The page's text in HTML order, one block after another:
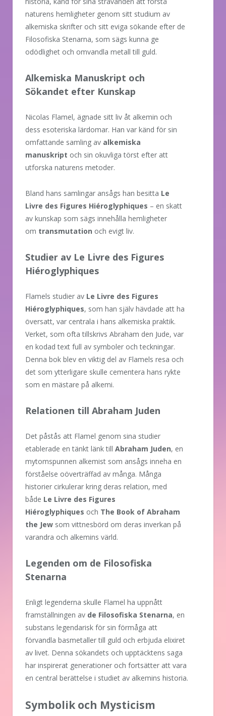
naturens hemligheter genom sitt studium av
alkemiska skrifter och sitt eviga sökande efter de
Filosofiska Stenarna, som sägs kunna ge
odödlighet och omvandla metall till guld.
Alkemiska Manuskript och
Sökandet efter Kunskap
Nicolas Flamel, ägnade sitt liv åt alkemin och
dess esoteriska lärdomar. Han var känd för sin
omfattande samling av alkemiska
manuskript och sin okuvliga törst efter att
utforska naturens metoder.
Bland hans samlingar ansågs han besitta Le
Livre des Figures Hiéroglyphiques – en skatt
av kunskap som sägs innehålla hemligheter
om transmutation och evigt liv.
Studier av Le Livre des Figures
Hiéroglyphiques
Flamels studier av Le Livre des Figures
Hiéroglyphiques, som han själv hävdade att ha
översatt, var centrala i hans alkemiska praktik.
Verket, som ofta tillskrivs Abraham den Jude, var
en kodad text full av symboler och teckningar.
Denna bok blev en viktig del av Flamels resa och
det som ytterligare skulle cementera hans rykte
som en mästare på alkemi.
Relationen till Abraham Juden
Det påstås att Flamel genom sina studier
etablerade en tänkt länk till Abraham Juden, en
mytomspunnen alkemist som ansågs inneha en
förståelse oöverträffad av många. Många
historier cirkulerar kring deras relation, med
både Le Livre des Figures
Hiéroglyphiques och The Book of Abraham
the Jew som vittnesbörd om deras inverkan på
varandra och alkemins värld.
Legenden om de Filosofiska
Stenarna
Enligt legenderna skulle Flamel ha uppnått
framställningen av de Filosofiska Stenarna, en
substans legendarisk för sin förmåga att
förvandla basmetaller till guld och erbjuda elixiret
av livet. Denna sökandets och upptäcktens saga
har inspirerat generationer och fortsätter att vara
en central berättelse i studiet av alkemins historia.
Symbolik och Mysticism